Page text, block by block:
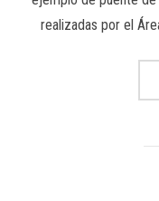
realizadas por el